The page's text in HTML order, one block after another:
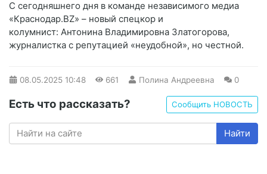
С сегодняшнего дня в команде независимого медиа
«Краснодар.BZ» – новый спецкор и
колумнист: Антонина Владимировна Златогорова,
журналистка с репутацией «неудобной», но честной.
08.05.2025 10:48 661 Полина Андреевна 0
Есть что рассказать? Сообщить НОВОСТЬ
Найти